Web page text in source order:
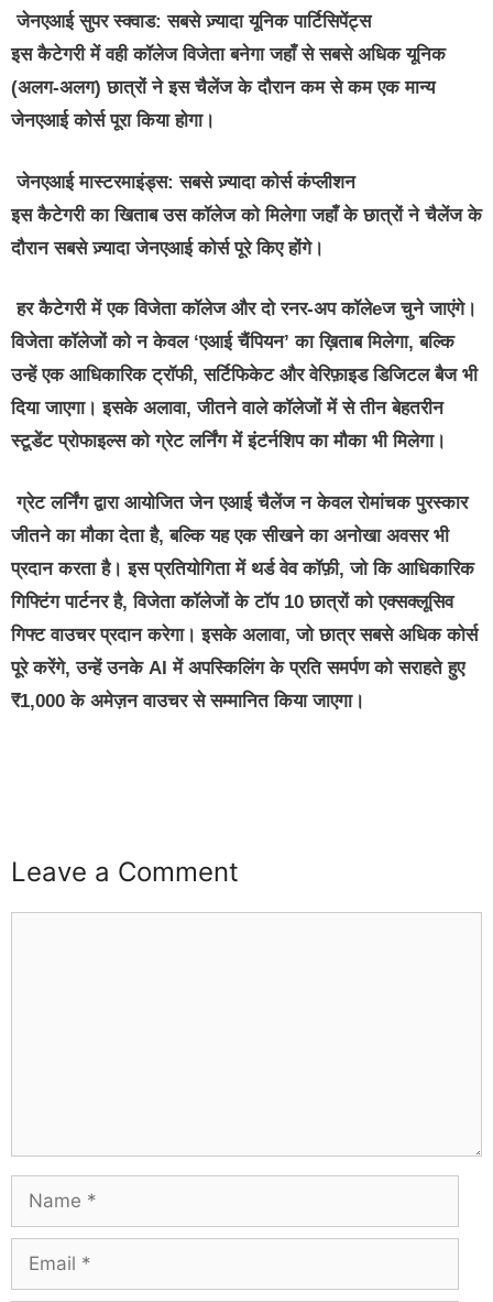
जेनएआई सुपर स्क्वाड:सबसे ज़्यादा यूनिक पार्टिसिपेंट्स
इस कैटेगरी में वही कॉलेज विजेता बनेगा जहाँ से सबसे अधिक यूनिक
(अलग-अलग) छात्रों ने इस चैलेंज के दौरान कम से कम एक मान्य
जेनएआई कोर्स पूरा किया होगा।
जेनएआई मास्टरमाइंड्स:सबसे ज़्यादा कोर्स कंप्लीशन
इस कैटेगरी का खिताब उस कॉलेज को मिलेगा जहाँ के छात्रों ने चैलेंज के
दौरान सबसे ज़्यादा जेनएआई कोर्स पूरे किए होंगे।
हर कैटेगरी में एक विजेता कॉलेज और दो रनर-अप कॉलेeज चुने जाएंगे।
विजेता कॉलेजों को न केवल ‘एआई चैंपियन’ का ख़िताब मिलेगा, बल्कि
उन्हें एक आधिकारिक ट्रॉफी, सर्टिफिकेट और वेरिफ़ाइड डिजिटल बैज भी
दिया जाएगा। इसके अलावा, जीतने वाले कॉलेजों में से तीन बेहतरीन
स्टूडेंट प्रोफाइल्स को ग्रेट लर्निंग में इंटर्नशिप का मौका भी मिलेगा।
ग्रेट लर्निंग द्वारा आयोजित जेनएआई चैलेंज न केवल रोमांचक पुरस्कार
जीतने का मौका देता है, बल्कि यह एक सीखने का अनोखा अवसर भी
प्रदान करता है। इस प्रतियोगिता में थर्ड वेव कॉफ़ी, जो कि आधिकारिक
गिफ्टिंग पार्टनर है, विजेता कॉलेजों के टॉप 10 छात्रों को एक्सक्लूसिव
गिफ्ट वाउचर प्रदान करेगा। इसके अलावा, जो छात्र सबसे अधिक कोर्स
पूरे करेंगे, उन्हें उनके AI में अपस्किलिंग के प्रति समर्पण को सराहते हुए
₹1,000 के अमेज़न वाउचर से सम्मानित किया जाएगा।
Leave a Comment